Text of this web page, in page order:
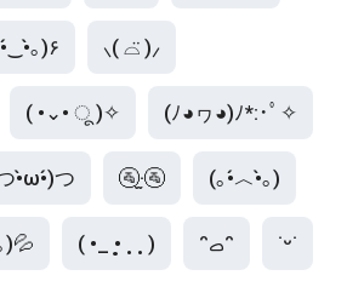
٩(｡•́‿•̀ ⸜( ⌓̈ )⸝
( •⌄• ू )✧ (ﾉ◕ヮ◕)ﾉ*:･ﾟ✧
•̀ω•́)つ 🚰·̫🚰 (｡•́︿•̀｡)
)💦 ( •_ •̥ ˳ ˳ ) ᵔࡇᵔ ˙ᵕ˙